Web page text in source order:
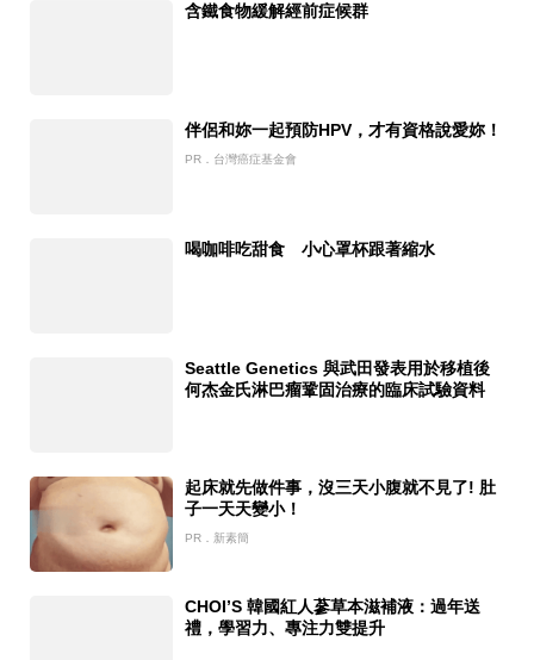
含鐵食物緩解經前症候群
伴侶和妳一起預防HPV，才有資格說愛妳！
PR．台灣癌症基金會
喝咖啡吃甜食 小心罩杯跟著縮水
Seattle Genetics 與武田發表用於移植後
何杰金氏淋巴瘤鞏固治療的臨床試驗資料
起床就先做件事，沒三天小腹就不見了! 肚
子一天天變小！
PR．新素簡
CHOI’S 韓國紅人蔘草本滋補液：過年送
禮，學習力、專注力雙提升